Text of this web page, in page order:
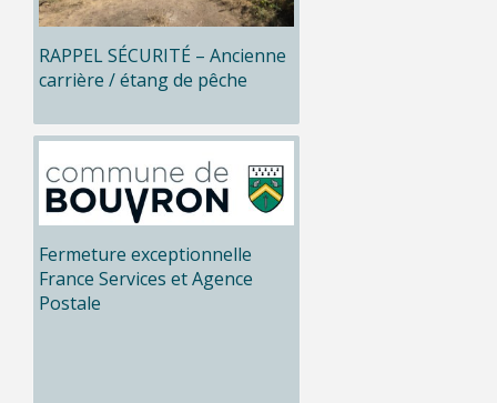
RAPPEL SÉCURITÉ – Ancienne
carrière / étang de pêche
Fermeture exceptionnelle
France Services et Agence
Postale